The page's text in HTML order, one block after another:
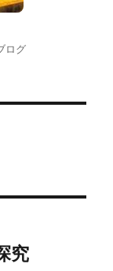
ログ
究